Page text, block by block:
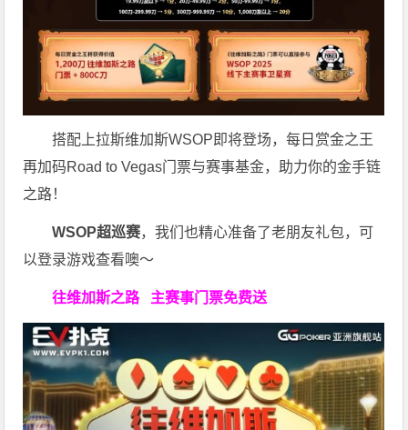
搭配上拉斯维加斯WSOP即将登场，每日赏金之王
再加码Road to Vegas门票与赛事基金，助力你的金手链
之路！
WSOP超巡赛，我们也精心准备了老朋友礼包，可
以登录游戏查看噢～
往维加斯之路 主赛事门票免费送